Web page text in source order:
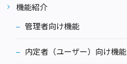
機能紹介
管理者向け機能
内定者（ユーザー）向け機能